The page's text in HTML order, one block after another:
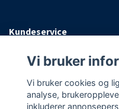
Kundeservice
Informasjon
Sosiale medier
Vi bruker
Vi bruker cookies og
analyse,
inkluderer